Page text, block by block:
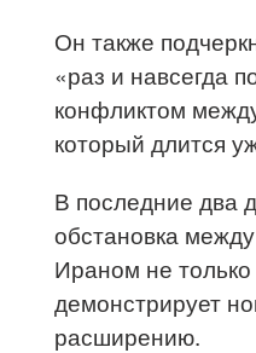
Он также
«раз и навсегда
конфликтом
который длится
В последние два
обстановка
Ираном не
демонстрирует
расширению.